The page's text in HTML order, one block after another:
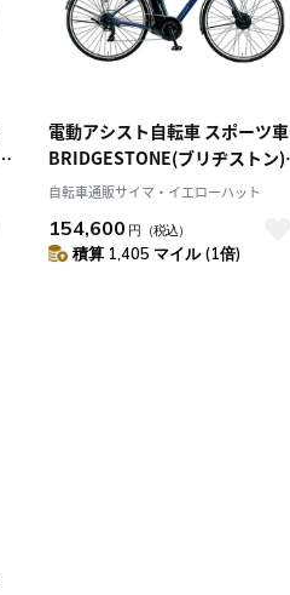
電動アシスト自転車 スポーツ車
BRIDGESTONE(ブリヂストン)
カゴ付きTB1e P.Xマジックブル
TB7B45
自転車通販サイマ・イエローハット
154,600 円 （税込）
積算 1,405 マイル (1倍)